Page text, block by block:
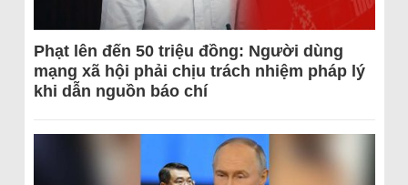
Phạt lên đến 50 triệu đồng: Người dùng
mạng xã hội phải chịu trách nhiệm pháp lý
khi dẫn nguồn báo chí